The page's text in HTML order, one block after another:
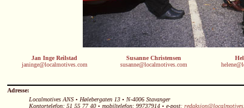
Jan Inge Reilstad
janinge@localmotives.com
Susanne Christensen
susanne@localmotives.com
Adresse:
Localmotives ANS • Hølebergaten 13 • N-4006 Stavanger
Kontortelefon: 51 55 77 40 • mobiltelefon: 99737914 • e-post: